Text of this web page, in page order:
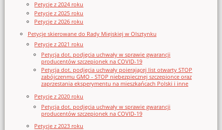
Petycje z 2024 roku
Petycje z 2025 roku
Petycje z 2026 roku
Petycje skierowane do Rady Miejskiej w Olsztynku
Petycje z 2021 roku
Petycja dot. podjęcia uchwały w sprawie gwarancji
producentów szczepionek na COVID-19
Petycja dot. podjęcia uchwały poierającej list otwarty STOP
zabójczenmu GMO - STOP niebezpiecznej szczepionce oraz
zaprzestania eksperymentu na mieszkańcach Polski i inne
Petycje z 2020 roku
Petycja dot. podjęcia uchwały w sprawie gwarancji
producentów szczepionek na COVID-19
Petycje z 2023 roku